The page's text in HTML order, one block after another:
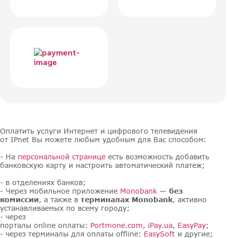
Оплатить услуги Интернет и цифрового телевидения
от IPnet Вы можете любым удобным для Вас способом:
- На персональной странице есть возможность добавить
банковскую карту и настроить автоматический платеж;
- в отделениях банков;
- Через мобильное приложение Monobank — без
комиссии, а также в терминалах Monobank, активно
устанавливаемых по всему городу;
- через
порталы online оплаты: Portmone.com, iPay.ua, EasyPay;
- через терминалы для оплаты offline: EasySoft и другие;